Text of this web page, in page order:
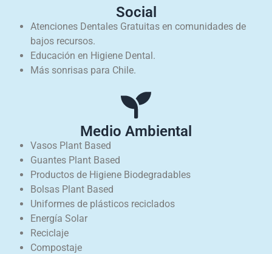
Social
Atenciones Dentales Gratuitas en comunidades de
bajos recursos.
Educación en Higiene Dental.
Más sonrisas para Chile.
Medio Ambiental
Vasos Plant Based
Guantes Plant Based
Productos de Higiene Biodegradables
Bolsas Plant Based
Uniformes de plásticos reciclados
Energía Solar
Reciclaje
Compostaje